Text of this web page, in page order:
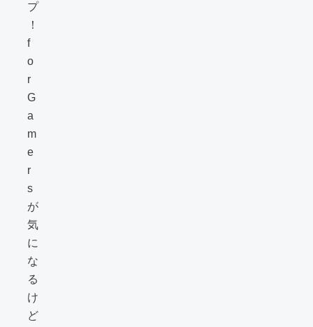
プ
！
f
o
r
G
a
m
e
r
s
が
気
に
な
る
け
ど